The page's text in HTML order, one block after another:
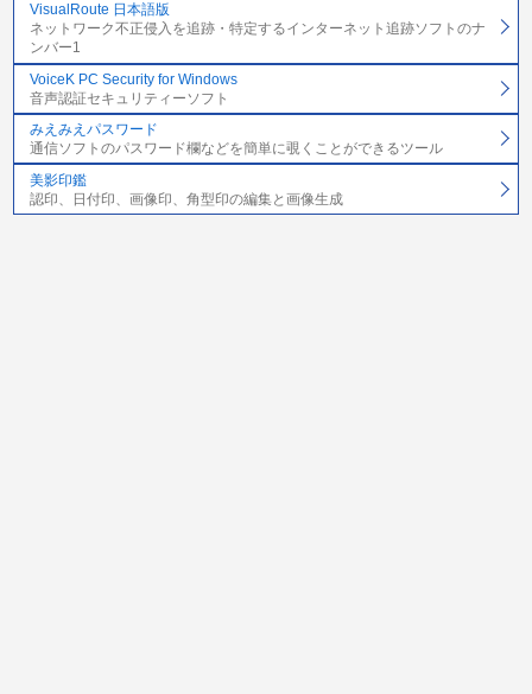
VisualRoute 日本語版
ネットワーク不正侵入を追跡・特定するインターネット追跡ソフトのナ
ンバー1
VoiceK PC Security for Windows
音声認証セキュリティーソフト
みえみえパスワード
通信ソフトのパスワード欄などを簡単に覗くことができるツール
美影印鑑
認印、日付印、画像印、角型印の編集と画像生成